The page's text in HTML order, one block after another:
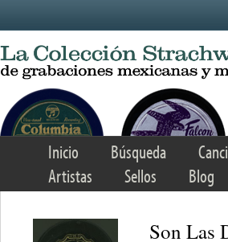
Inicio Búsqueda
Artistas
Sellos Blog
Son Las